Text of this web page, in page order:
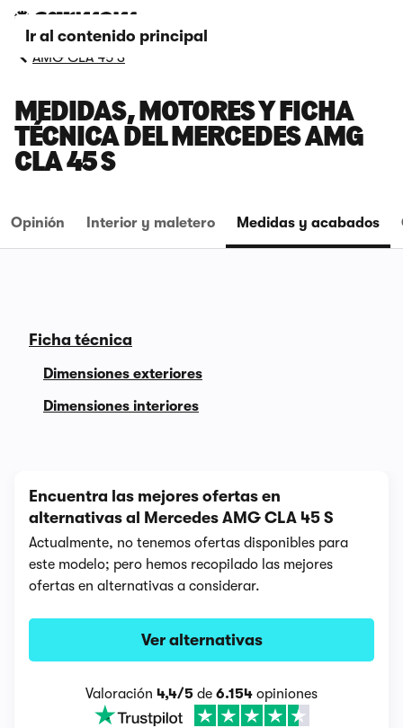
Ir al contenido principal
AMG CLA 45 S
MEDIDAS, MOTORES Y FICHA
TÉCNICA DEL MERCEDES AMG
CLA 45 S
Opinión Interior y maletero Medidas y acabados
Ficha técnica
Dimensiones exteriores
Dimensiones interiores
Encuentra las mejores ofertas en
alternativas al Mercedes AMG CLA 45 S
Actualmente, no tenemos ofertas disponibles para
este modelo; pero hemos recopilado las mejores
ofertas en alternativas a considerar.
Ver alternativas
Valoración 4,4/5 de 6.154 opiniones